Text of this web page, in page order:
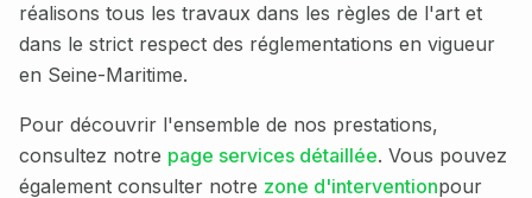
réalisons tous les travaux dans les règles de l'art et
dans le strict respect des réglementations en vigueur
en Seine-Maritime.
Pour découvrir l'ensemble de nos prestations,
consultez notre page services détaillée. Vous pouvez
également consulter notre zone d'interventionpour